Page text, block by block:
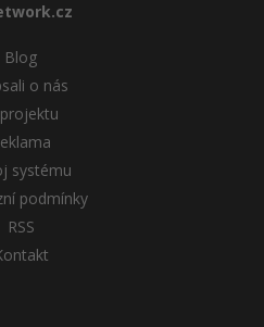
Blog
o nás
systému
podmínky
RSS